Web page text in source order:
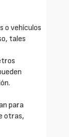
o vehículos
tales
para
otras,